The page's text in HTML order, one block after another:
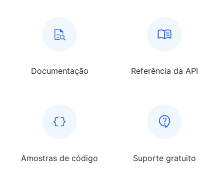
Documentação Referência da API
Amostras de código Suporte gratuito